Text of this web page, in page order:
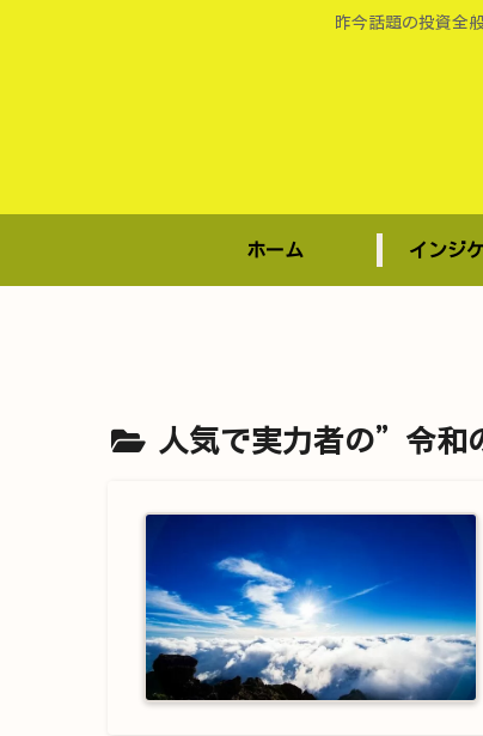
昨今話題の投資全
ホーム インジ
人気で実力者の”令和